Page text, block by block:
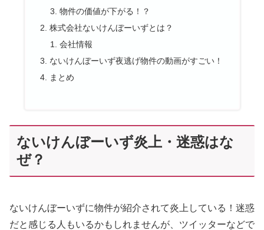
物件の価値が下がる！？
株式会社ないけんぼーいずとは？
会社情報
ないけんぼーいず夜逃げ物件の動画がすごい！
まとめ
ないけんぼーいず炎上・迷惑はな
ぜ？
ないけんぼーいずに物件が紹介されて炎上している！迷惑
だと感じる人もいるかもしれませんが、ツイッターなどで